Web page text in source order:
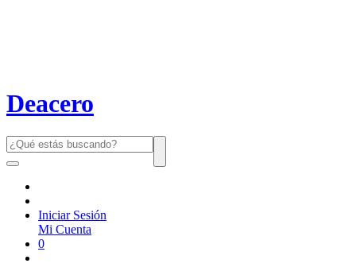
Deacero
Búsqueda
de
productos
Iniciar Sesión
Mi Cuenta
0